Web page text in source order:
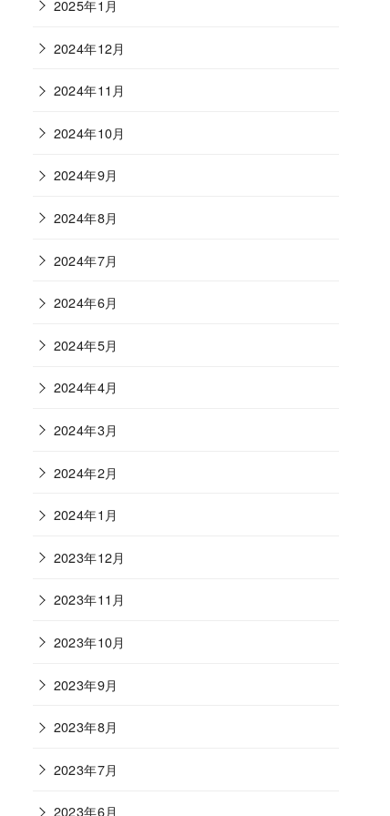
2025年1月
2024年12月
2024年11月
2024年10月
2024年9月
2024年8月
2024年7月
2024年6月
2024年5月
2024年4月
2024年3月
2024年2月
2024年1月
2023年12月
2023年11月
2023年10月
2023年9月
2023年8月
2023年7月
2023年6月